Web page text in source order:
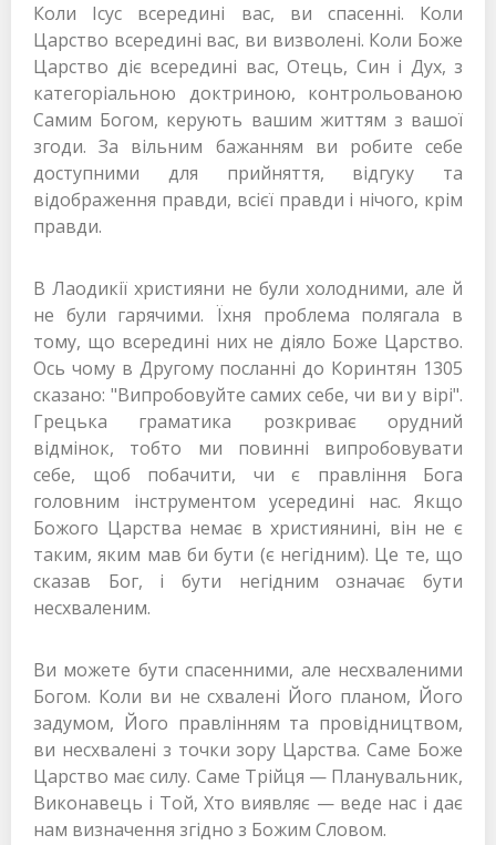
Коли Ісус всередині вас, ви спасенні. Коли
Царство всередині вас, ви визволені. Коли Боже
Царство діє всередині вас, Отець, Син і Дух, з
категоріальною доктриною, контрольованою
Самим Богом, керують вашим життям з вашої
згоди. За вільним бажанням ви робите себе
доступними для прийняття, відгуку та
відображення правди, всієї правди і нічого, крім
правди.
В Лаодикії християни не були холодними, але й
не були гарячими. Їхня проблема полягала в
тому, що всередині них не діяло Боже Царство.
Ось чому в Другому посланні до Коринтян 1305
сказано: "Випробовуйте самих себе, чи ви у вірі".
Грецька граматика розкриває орудний
відмінок, тобто ми повинні випробовувати
себе, щоб побачити, чи є правління Бога
головним інструментом усередині нас. Якщо
Божого Царства немає в християнині, він не є
таким, яким мав би бути (є негідним). Це те, що
сказав Бог, і бути негідним означає бути
несхваленим.
Ви можете бути спасенними, але несхваленими
Богом. Коли ви не схвалені Його планом, Його
задумом, Його правлінням та провідництвом,
ви несхвалені з точки зору Царства. Саме Боже
Царство має силу. Саме Трійця — Планувальник,
Виконавець і Той, Хто виявляє — веде нас і дає
нам визначення згідно з Божим Словом.